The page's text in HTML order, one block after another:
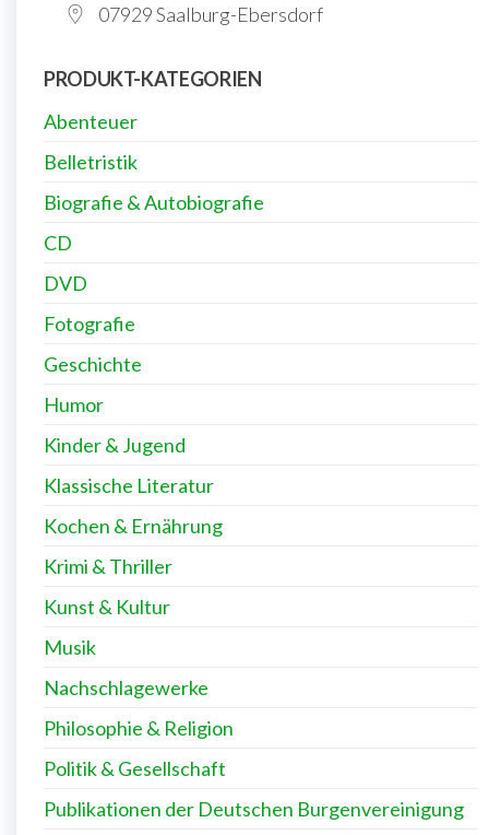
07929 Saalburg-Ebersdorf
PRODUKT-KATEGORIEN
Abenteuer
Belletristik
Biografie & Autobiografie
CD
DVD
Fotografie
Geschichte
Humor
Kinder & Jugend
Klassische Literatur
Kochen & Ernährung
Krimi & Thriller
Kunst & Kultur
Musik
Nachschlagewerke
Philosophie & Religion
Politik & Gesellschaft
Publikationen der Deutschen Burgenvereinigung